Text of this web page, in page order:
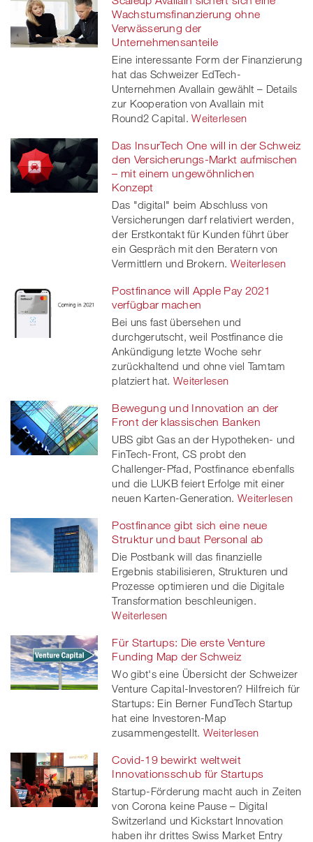
Wachstumsfinanzierung ohne
Verwässerung der
Unternehmensanteile
Eine interessante Form der Finanzierung
hat das Schweizer EdTech-
Unternehmen Avallain gewählt – Details
zur Kooperation von Avallain mit
Round2 Capital. Weiterlesen
Das InsurTech One will in der Schweiz
den Versicherungs-Markt aufmischen
– mit einem ungewöhnlichen
Konzept
Das "digital" beim Abschluss von
Versicherungen darf relativiert werden,
der Erstkontakt für Kunden führt über
ein Gespräch mit den Beratern von
Vermittlern und Brokern. Weiterlesen
Postfinance will Apple Pay 2021
verfügbar machen
Bei uns fast übersehen und
durchgerutscht, weil Postfinance die
Ankündigung letzte Woche sehr
zurückhaltend und ohne viel Tamtam
platziert hat. Weiterlesen
Bewegung und Innovation an der
Front der klassischen Banken
UBS gibt Gas an der Hypotheken- und
FinTech-Front, CS probt den
Challenger-Pfad, Postfinance ebenfalls
und die LUKB feiert Erfolge mit einer
neuen Karten-Generation. Weiterlesen
Postfinance gibt sich eine neue
Struktur und baut Personal ab
Die Postbank will das finanzielle
Ergebnis stabilisieren, Strukturen und
Prozesse optimieren und die Digitale
Transformation beschleunigen.
Weiterlesen
Für Startups: Die erste Venture
Funding Map der Schweiz
Wo gibt's eine Übersicht der Schweizer
Venture Capital-Investoren? Hilfreich für
Startups: Ein Berner FundTech Startup
hat eine Investoren-Map
zusammengestellt. Weiterlesen
Covid-19 bewirkt weltweit
Innovationsschub für Startups
Startup-Förderung macht auch in Zeiten
von Corona keine Pause – Digital
Switzerland und Kickstart Innovation
haben ihr drittes Swiss Market Entry